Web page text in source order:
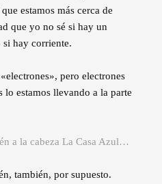
estamos más cerca de
que yo no sé si hay un
si hay corriente.
pero electrones
lo estamos llevando a la parte
a la cabeza La Casa Azul…
también, por supuesto.